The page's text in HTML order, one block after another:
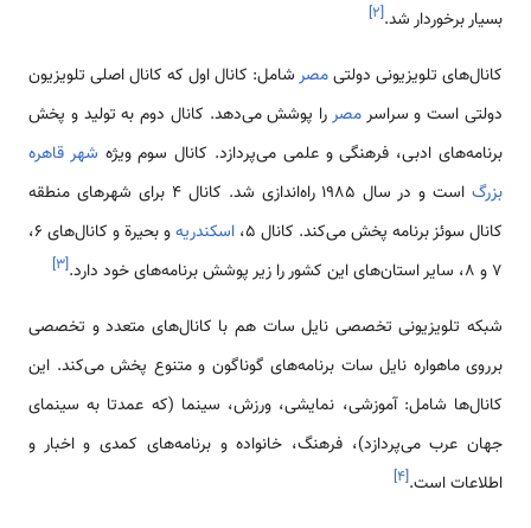
بسیار برخوردار شد.[۲]
کانال‌­های تلویزیونی دولتیمصرشامل: کانال اول که کانال اصلی تلویزیون
دولتی است و سراسرمصررا پوشش می‌­دهد. کانال دوم به تولید و پخش
برنامه­‌های ادبی، فرهنگی و علمی می­‌پردازد. کانال سوم ویژه شهر قاهره
بزرگ
است و در سال 1985 راه‌­اندازی شد. کانال 4 برای شهرهای منطقه
کانال سوئز برنامه پخش می‌­کند. کانال 5،
اسکندریه
و بحیرة و کانال‌­های 6،
7 و 8، سایر استان‌های این کشور را زیر پوشش برنامه­‌های خود دارد.
[۳]
شبکه تلویزیونی تخصصی نایل سات هم با کانال­‌های متعدد و تخصصی
برروی ماهواره نایل سات برنامه­‌های گوناگون و متنوع پخش می­‌کند. این
کانال‌ها شامل: آموزشی، نمایشی، ورزش، سینما (که عمدتا به سینمای
جهان عرب می‌­پردازد)، فرهنگ، خانواده و برنامه­‌های کمدی و اخبار و
اطلاعات است.[۴]